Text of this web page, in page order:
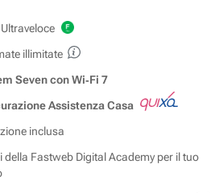
illimitate
Seven con Wi‑Fi 7
Assistenza Casa
inclusa
della Fastweb Digital Academy per il tuo